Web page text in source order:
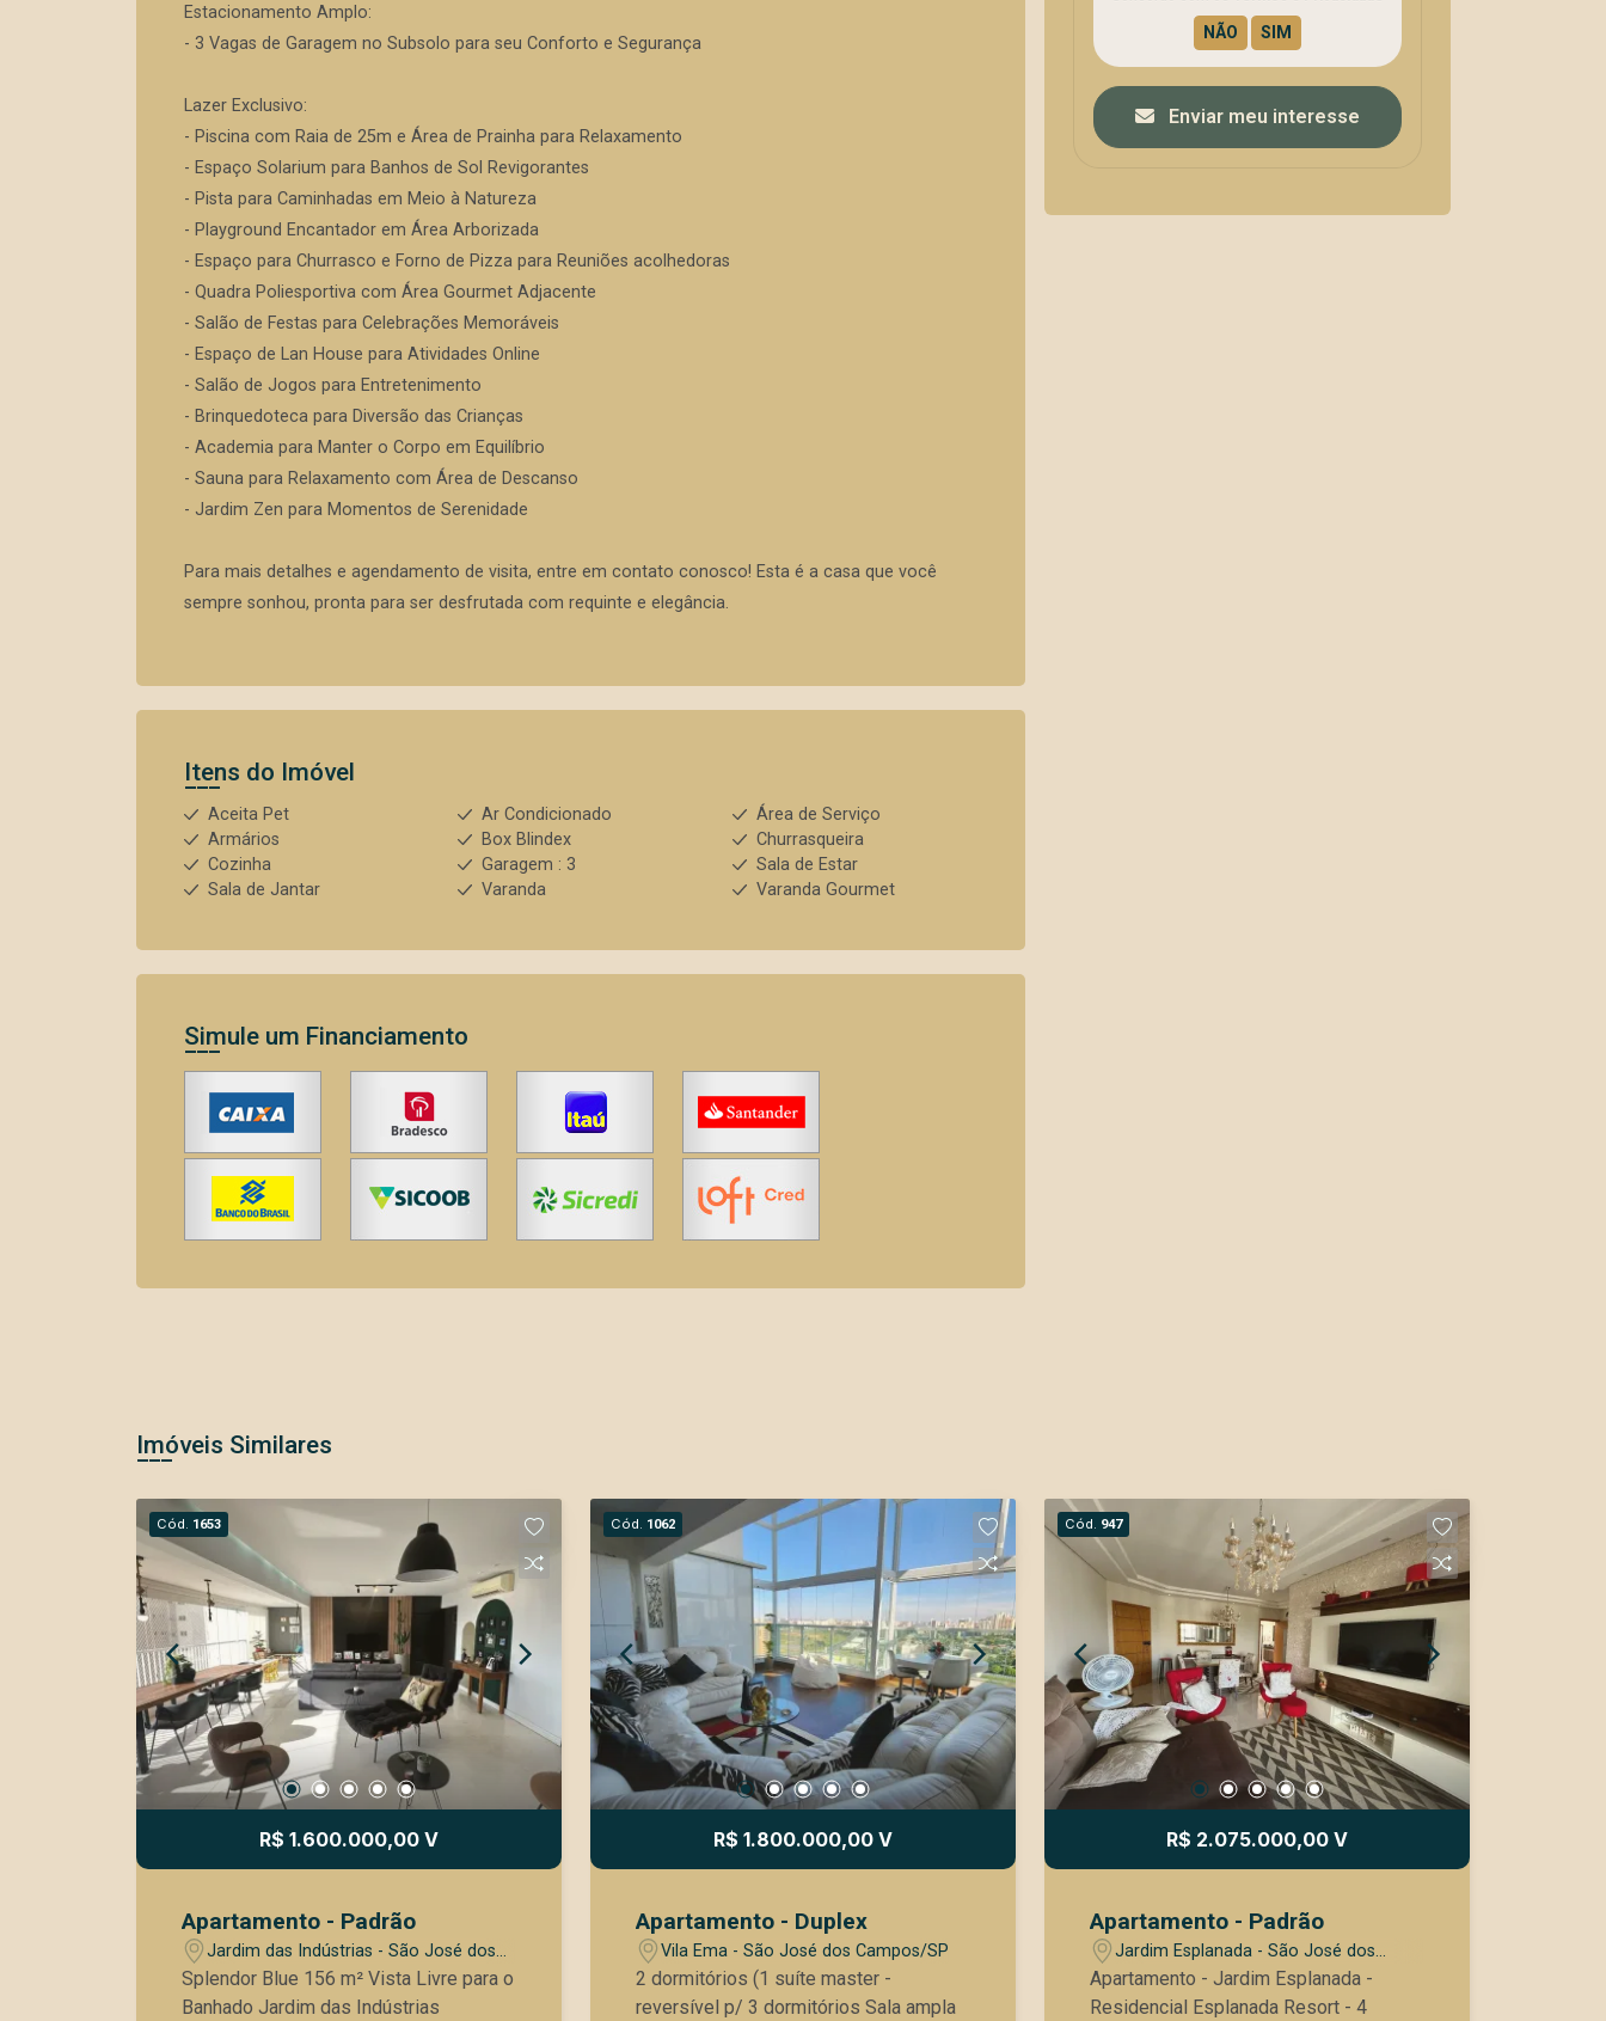
Estacionamento Amplo:
- 3 Vagas de Garagem no Subsolo para seu Conforto e Segurança
Lazer Exclusivo:
- Piscina com Raia de 25m e Área de Prainha para Relaxamento
- Espaço Solarium para Banhos de Sol Revigorantes
- Pista para Caminhadas em Meio à Natureza
- Playground Encantador em Área Arborizada
- Espaço para Churrasco e Forno de Pizza para Reuniões acolhedoras
- Quadra Poliesportiva com Área Gourmet Adjacente
- Salão de Festas para Celebrações Memoráveis
- Espaço de Lan House para Atividades Online
- Salão de Jogos para Entretenimento
- Brinquedoteca para Diversão das Crianças
- Academia para Manter o Corpo em Equilíbrio
- Sauna para Relaxamento com Área de Descanso
- Jardim Zen para Momentos de Serenidade
Para mais detalhes e agendamento de visita, entre em contato conosco! Esta é a casa que você
sempre sonhou, pronta para ser desfrutada com requinte e elegância.
Itens do Imóvel
Aceita Pet Ar Condicionado
Área de Serviço
Armários
Box Blindex
Churrasqueira
Cozinha
Garagem : 3
Sala de Estar
Sala de Jantar
Varanda Varanda Gourmet
Simule um Financiamento
Enviar meu interesse
Imóveis Similares
Cód. 1653
R$ 1.600.000,00 V
Apartamento - Padrão
Jardim das Indústrias - São José dos
Campos/SP
Splendor Blue 156 m² Vista Livre para o
Banhado Jardim das Indústrias
Cód. 1062
R$ 1.800.000,00 V
Apartamento - Duplex
Vila Ema - São José dos Campos/SP
2 dormitórios (1 suíte master -
reversível p/ 3 dormitórios Sala ampla
Cód. 947
R$ 2.075.000,00 V
Apartamento - Padrão
Jardim Esplanada - São José dos
Campos/SP
Apartamento - Jardim Esplanada -
Residencial Esplanada Resort - 4